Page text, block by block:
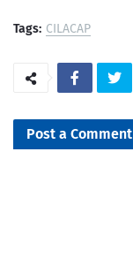
Tags: CILACAP
Post a Comment